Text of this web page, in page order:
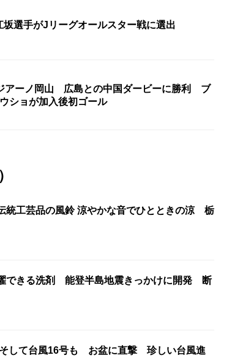
坂選手がJリーグオールスター戦に選出
アーノ岡山 広島との中国ダービーに勝利 ブ
ショが加入後初ゴール
統工芸品の風鈴 涼やかな音でひとときの涼 栃
できる洗剤 能登半島地震きっかけに開発 断
して台風16号も お盆に直撃 珍しい台風進